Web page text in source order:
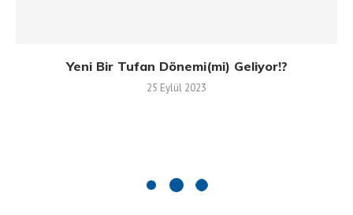
Yeni Bir Tufan Dönemi(mi) Geliyor!?
25 Eylül 2023